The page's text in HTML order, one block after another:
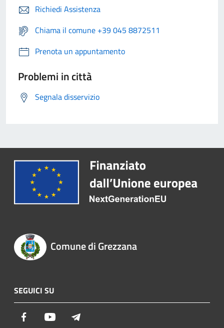
Richiedi Assistenza
Chiama il comune +39 045 8872511
Prenota un appuntamento
Problemi in città
Segnala disservizio
Comune di Grezzana
SEGUICI SU
Facebook Youtube